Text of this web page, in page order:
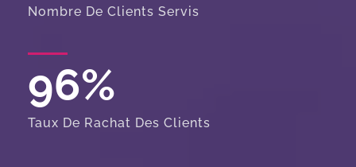
Nombre De Clients Servis
96%
Taux De Rachat Des Clients